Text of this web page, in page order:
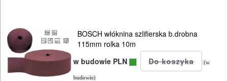
BOSCH włóknina szlifierska b.drobna
115mm rolka 10m
w budowie PLN
(w
budowie)